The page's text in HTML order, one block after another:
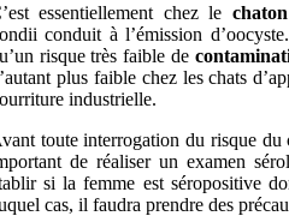
essentiellement chez le chaton
conduit à l’émission
risque très faible de
plus faible chez les chats
industrielle.
toute interrogation du risque
de réaliser un examen
si la femme est séropositive
cas, il faudra prendre des